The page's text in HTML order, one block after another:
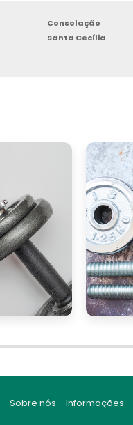
Consolação
Santa Cecília
Sobre nós Informações